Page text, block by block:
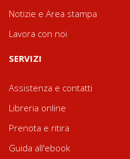
Notizie e Area stampa
Lavora con noi
SERVIZI
Assistenza e contatti
Libreria online
Prenota e ritira
Guida all'ebook